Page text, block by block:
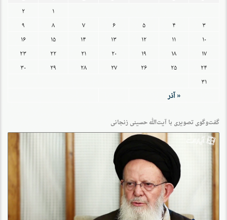
۱
۲
۳
۴ ۵ ۶ ۷ ۸
۹
۱۰
۱۱ ۱۲ ۱۳ ۱۴ ۱۵
۱۶
۱۷
۱۸ ۱۹ ۲۰ ۲۱ ۲۲
۲۳
۲۴
۲۵ ۲۶ ۲۷ ۲۸ ۲۹
۳۰
۳۱
« آذر
گفت‌وگو‌ی تصویری با آیت‌الله حسینی زنجانی